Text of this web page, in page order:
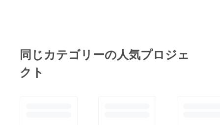
同じカテゴリーの人気プロジェ
クト